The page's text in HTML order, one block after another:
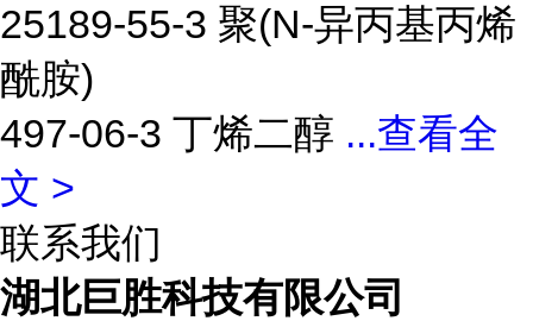
25189-55-3 聚(N-异丙基丙烯
酰胺)
497-06-3 丁烯二醇 ...查看全
文 >
联系我们
湖北巨胜科技有限公司